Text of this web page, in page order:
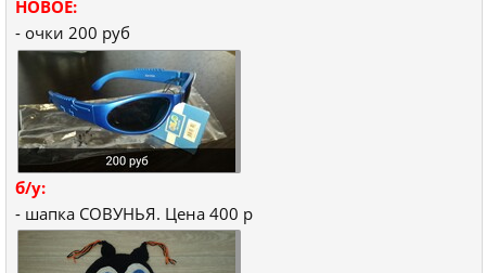
НОВОЕ:
- очки 200 руб
б/у:
- шапка СОВУНЬЯ. Цена 400 р